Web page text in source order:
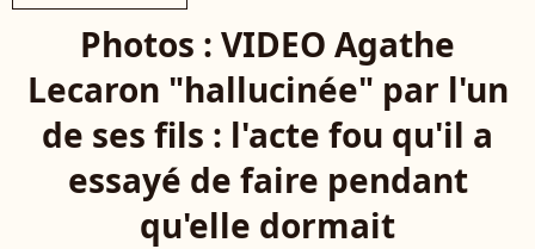
Photos : VIDEO Agathe
Lecaron "hallucinée" par l'un
de ses fils : l'acte fou qu'il a
essayé de faire pendant
qu'elle dormait